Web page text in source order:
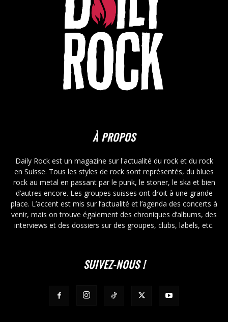
À PROPOS
Daily Rock est un magazine sur l'actualité du rock et du rock
en Suisse. Tous les styles de rock sont représentés, du blues
rock au metal en passant par le punk, le stoner, le ska et bien
d’autres encore. Les groupes suisses ont droit à une grande
place. L’accent est mis sur l’actualité et l’agenda des concerts à
venir, mais on trouve également des chroniques d’albums, des
interviews et des dossiers sur des groupes, clubs, labels, etc.
SUIVEZ-NOUS !